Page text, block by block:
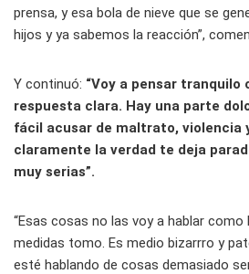
prensa, y esa bola de nieve que se
hijos y ya sabemos la reacción”,
Y continuó: “Voy a pensar tranquilo
respuesta clara. Hay una parte
fácil acusar de maltrato, violencia
claramente la verdad te deja
muy serias”.
“Esas cosas no las voy a hablar como
medidas tomo. Es medio bizarrro y
esté hablando de cosas demasiado